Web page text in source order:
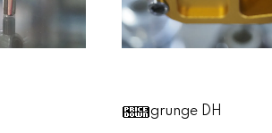
grunge DH